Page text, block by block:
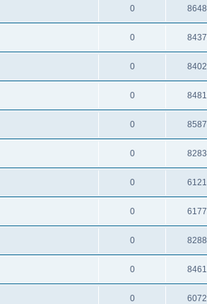
0
0
0
0
0
0
0
0
0
0
0